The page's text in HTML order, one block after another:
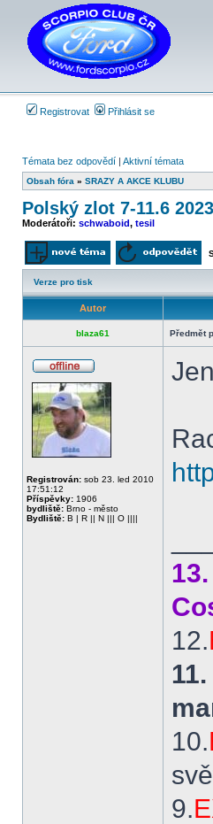
Registrovat Přihlásit se
Témata bez odpovědí | Aktivní témata
Obsah fóra » SRAZY A AKCE KLUBU
Polský zlot 7-11.6 2023
Moderátoři: schwaboid, tesil
Odeslat nové téma
Verze pro tisk
Autor
blaza61 Předmět
Registrován: sob 23. led 2010
17:51:12
Příspěvky: 1906
bydliště: Brno - město
Bydliště: B | R || N ||| O ||||
12.
10.
9.